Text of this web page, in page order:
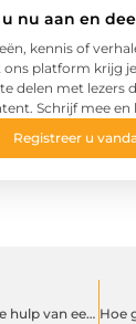
nu aan en
kennis of
ons platform krijg
delen met lezers
Schrijf mee en
Registreer u
Redenen om de hulp van een accountant in te schakelen